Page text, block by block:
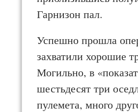
Гарнизон пал.
Успешно прошла
захватили хорошие
Могильно, в
шестьдесят три
пулемета, много